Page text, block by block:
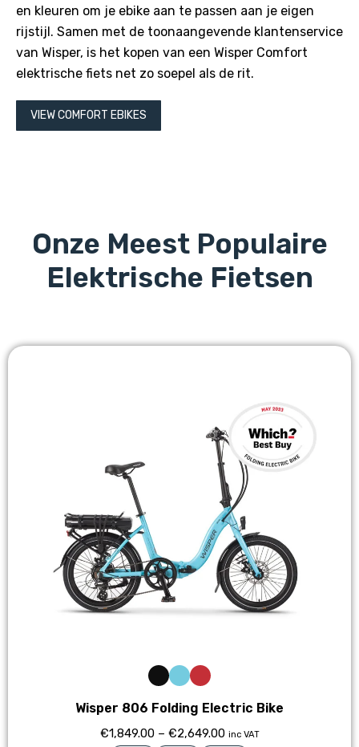
en kleuren om je ebike aan te passen aan je eigen
rijstijl. Samen met de toonaangevende klantenservice
van Wisper, is het kopen van een Wisper Comfort
elektrische fiets net zo soepel als de rit.
VIEW COMFORT EBIKES
Onze Meest Populaire
Elektrische Fietsen
Wisper 806 Folding Electric Bike
€1,849.00– €2,649.00 inc VAT